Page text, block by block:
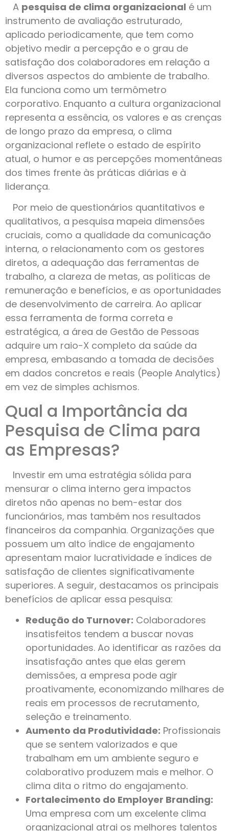
A pesquisa de clima organizacional é um
instrumento de avaliação estruturado,
aplicado periodicamente, que tem como
objetivo medir a percepção e o grau de
satisfação dos colaboradores em relação a
diversos aspectos do ambiente de trabalho.
Ela funciona como um termômetro
corporativo. Enquanto a cultura organizacional
representa a essência, os valores e as crenças
de longo prazo da empresa, o clima
organizacional reflete o estado de espírito
atual, o humor e as percepções momentâneas
dos times frente às práticas diárias e à
liderança.
Por meio de questionários quantitativos e
qualitativos, a pesquisa mapeia dimensões
cruciais, como a qualidade da comunicação
interna, o relacionamento com os gestores
diretos, a adequação das ferramentas de
trabalho, a clareza de metas, as políticas de
remuneração e benefícios, e as oportunidades
de desenvolvimento de carreira. Ao aplicar
essa ferramenta de forma correta e
estratégica, a área de Gestão de Pessoas
adquire um raio-X completo da saúde da
empresa, embasando a tomada de decisões
em dados concretos e reais (People Analytics)
em vez de simples achismos.
Qual a Importância da
Pesquisa de Clima para
as Empresas?
Investir em uma estratégia sólida para
mensurar o clima interno gera impactos
diretos não apenas no bem-estar dos
funcionários, mas também nos resultados
financeiros da companhia. Organizações que
possuem um alto índice de engajamento
apresentam maior lucratividade e índices de
satisfação de clientes significativamente
superiores. A seguir, destacamos os principais
benefícios de aplicar essa pesquisa:
Redução do Turnover: Colaboradores
insatisfeitos tendem a buscar novas
oportunidades. Ao identificar as razões da
insatisfação antes que elas gerem
demissões, a empresa pode agir
proativamente, economizando milhares de
reais em processos de recrutamento,
seleção e treinamento.
Aumento da Produtividade: Profissionais
que se sentem valorizados e que
trabalham em um ambiente seguro e
colaborativo produzem mais e melhor. O
clima dita o ritmo do engajamento.
Fortalecimento do Employer Branding:
Uma empresa com um excelente clima
organizacional atrai os melhores talentos